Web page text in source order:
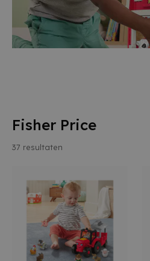
Fisher Price
37 resultaten